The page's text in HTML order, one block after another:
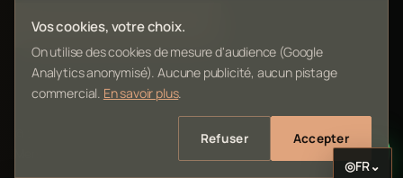
Envoyer mon matériel
L'Atelier Electro Reims — SIRET 10261022700013
Vos cookies, votre choix.
On utilise des cookies de mesure d'audience (Google
Analytics anonymisé). Aucune publicité, aucun pistage
commercial. En savoir plus.
Refuser Accepter
◎FR⌄